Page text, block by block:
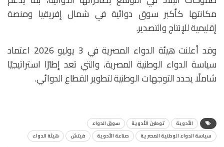
مكانتها كأكبر سوق دوائية في شمال إفريقيا ومنصة
إقليمية للإنتاج والتصدير.
وقد أعلنت هيئة الدواء المصرية في 3 يوليو 2026 اعتماد
سياسة الدواء الوطنية المصرية، والتي تعد إطارًا استراتيجيًا
شاملًا يحدد التوجهات الوطنية لتطوير القطاع الدوائي.
الأدوية توطين الأدوية
سوق الدواء
سياسة الدواء الوطنية المصرية
صناعة الأدوية فيتش هيئة الدواء